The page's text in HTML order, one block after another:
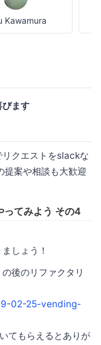
Kawamura
びます
クエストをslackな
提案や相談も大歓迎
てみよう その4
しょう！
後のリファクタリ
02-25-vending-
てもらえるとありが